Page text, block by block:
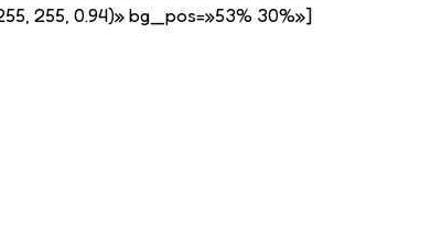
255, 0.94)» bg_pos=»53% 30%»]